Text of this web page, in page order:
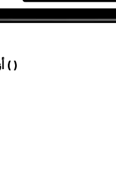
أشهر الجنيه المصري (EGP) أزواج ( )